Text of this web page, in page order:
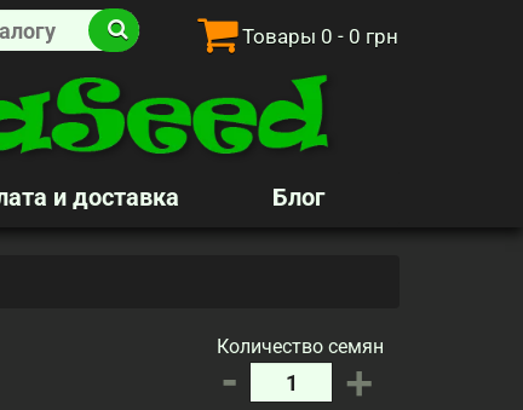
Товары 0 - 0 грн
и доставка Блог
Количество семян
- +